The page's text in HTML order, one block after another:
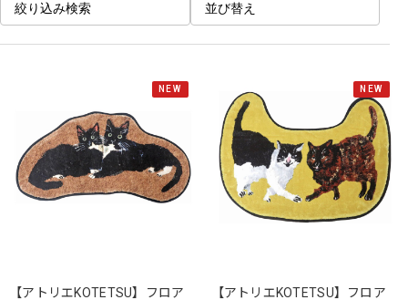
絞り込み検索 並び替え
NEW
【アトリエKOTETSU】フロア
NEW
【アトリエKOTETSU】フロア